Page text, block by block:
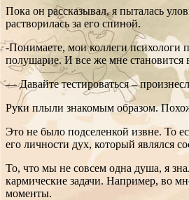
Пока он рассказывал, я пыталась
растворилась за его спиной.
-Понимаете, мои коллеги психологи
полушарие. И все же мне становится
— Давайте тестироваться –
Руки плыли знакомым образом.
Это не было подселенкой извне. То
его личности дух, который являлся
То, что мы не совсем одна душа, я
кармические задачи. Например, во
моменты.